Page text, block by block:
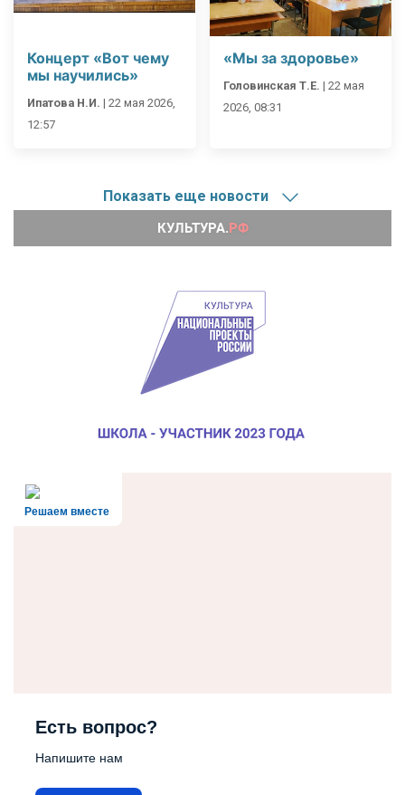
Решаем вместе
Есть вопрос?
Напишите нам
Концерт «Вот чему
мы научились»
Ипатова Н.И. | 22 мая 2026,
12:57
«Мы за здоровье»
Головинская Т.Е. | 22 мая
2026, 08:31
Показать еще новости